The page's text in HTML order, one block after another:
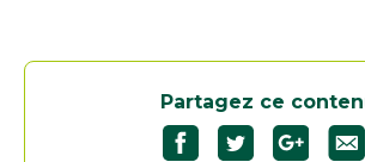
Partagez ce